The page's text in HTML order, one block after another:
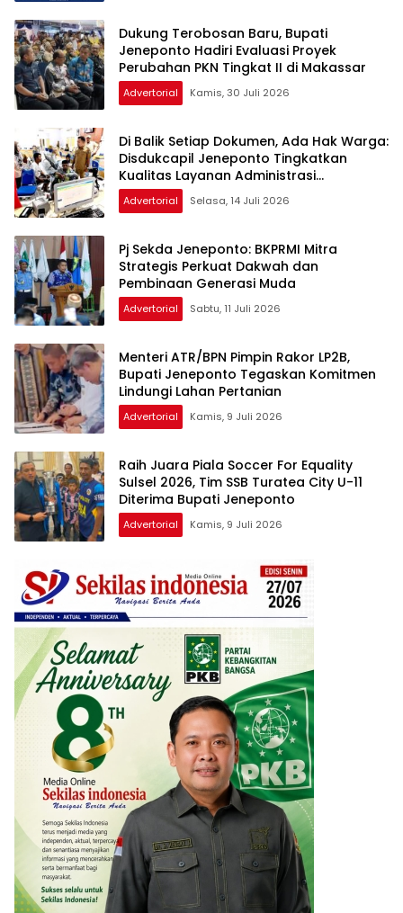
Dukung Terobosan Baru, Bupati
Jeneponto Hadiri Evaluasi Proyek
Perubahan PKN Tingkat II di Makassar
Advertorial Kamis, 30 Juli 2026
Di Balik Setiap Dokumen, Ada Hak Warga:
Disdukcapil Jeneponto Tingkatkan
Kualitas Layanan Administrasi
Kependudukan
Advertorial Selasa, 14 Juli 2026
Pj Sekda Jeneponto: BKPRMI Mitra
Strategis Perkuat Dakwah dan
Pembinaan Generasi Muda
Advertorial Sabtu, 11 Juli 2026
Menteri ATR/BPN Pimpin Rakor LP2B,
Bupati Jeneponto Tegaskan Komitmen
Lindungi Lahan Pertanian
Advertorial Kamis, 9 Juli 2026
Raih Juara Piala Soccer For Equality
Sulsel 2026, Tim SSB Turatea City U-11
Diterima Bupati Jeneponto
Advertorial Kamis, 9 Juli 2026